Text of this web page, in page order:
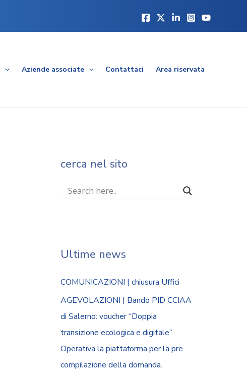
Aziende associate Contattaci Area riservata
cerca nel sito
Ultime news
COMUNICAZIONI | chiusura Uffici
AGEVOLAZIONI | Bando PID CCIAA
di Salerno: voucher “Doppia
transizione ecologica e digitale”
Operativa la piattaforma per la pre
compilazione della domanda.